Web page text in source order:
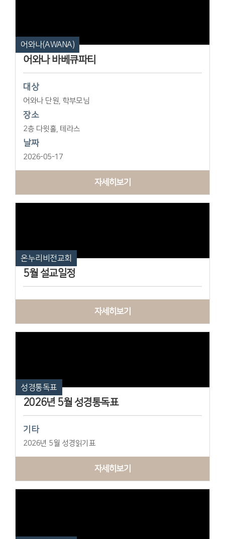
어와나(AWANA)
어와나 바베큐파티
대상
어와나 단원, 학부모님
장소
2층 다윗홀, 테라스
날짜
2026-05-17
자세히보기
온누리비전교회
5월 설교일정
자세히보기
성경통독표
2026년 5월 성경통독표
기타
2026년 5월 성경읽기표
자세히보기